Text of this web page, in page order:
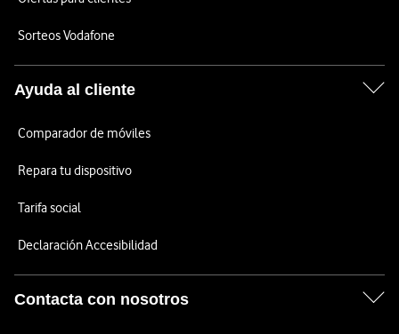
Sorteos Vodafone
Ayuda al cliente
Comparador de móviles
Repara tu dispositivo
Tarifa social
Declaración Accesibilidad
Contacta con nosotros